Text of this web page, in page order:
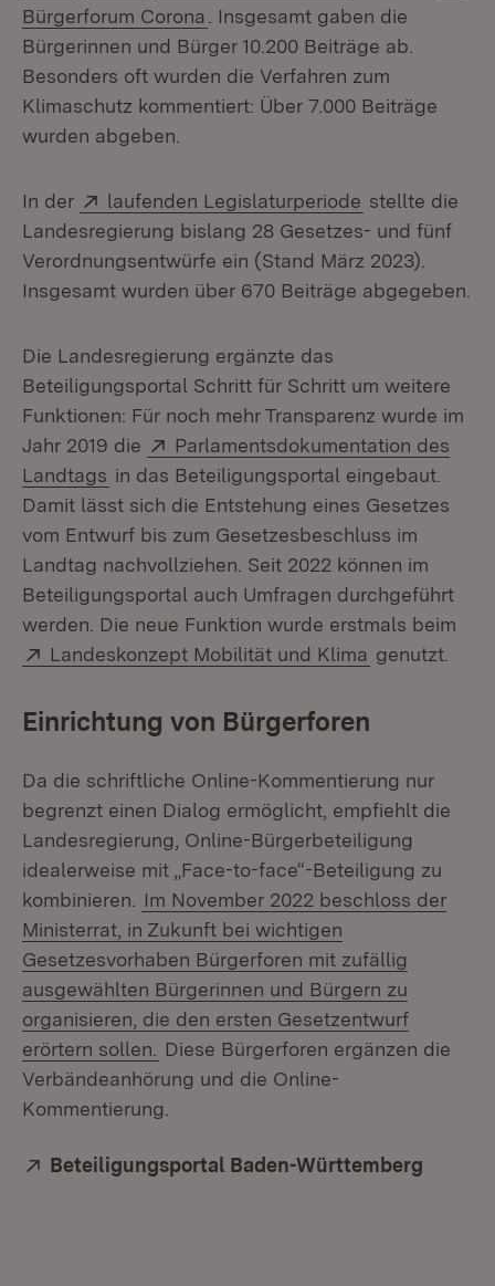
Bürgerforum Corona (Öffnet in neuem Fenster)
. Insgesamt gaben die
Bürgerinnen und Bürger 10.200 Beiträge ab.
Besonders oft wurden die Verfahren zum
Klimaschutz kommentiert: Über 7.000 Beiträge
wurden abgeben.
In der Extern:
laufenden Legislaturperiode (Öffnet in
stellte die
Landesregierung bislang 28 Gesetzes- und fünf
Verordnungsentwürfe ein (Stand März 2023).
Insgesamt wurden über 670 Beiträge abgegeben.
Die Landesregierung ergänzte das
Beteiligungsportal Schritt für Schritt um weitere
Funktionen: Für noch mehr Transparenz wurde im
Jahr 2019 die
Extern:
Parlamentsdokumentation des
Landtags (Öffnet in neuem Fenster)
in das Beteiligungsportal eingebaut.
Damit lässt sich die Entstehung eines Gesetzes
vom Entwurf bis zum Gesetzesbeschluss im
Landtag nachvollziehen. Seit 2022 können im
Beteiligungsportal auch Umfragen durchgeführt
werden. Die neue Funktion wurde erstmals beim
Extern:
Landeskonzept Mobilität und Klima (Öffnet in
genutzt.
Einrichtung von Bürgerforen
Da die schriftliche Online-Kommentierung nur
begrenzt einen Dialog ermöglicht, empfiehlt die
Landesregierung, Online-Bürgerbeteiligung
idealerweise mit „Face-to-face“-Beteiligung zu
kombinieren.
Im November 2022 beschloss der
Ministerrat, in Zukunft bei wichtigen
Gesetzesvorhaben Bürgerforen mit zufällig
ausgewählten Bürgerinnen und Bürgern zu
organisieren, die den ersten Gesetzentwurf
erörtern sollen.
Diese Bürgerforen ergänzen die
Verbändeanhörung und die Online-
Kommentierung.
Extern:
Beteiligungsportal Baden-Württemberg